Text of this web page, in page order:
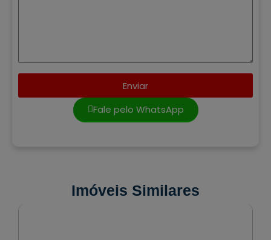
Enviar
Fale pelo WhatsApp
Imóveis Similares